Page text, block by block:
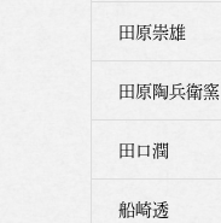
田原崇雄
田原陶兵衛窯
田口潤
船崎透